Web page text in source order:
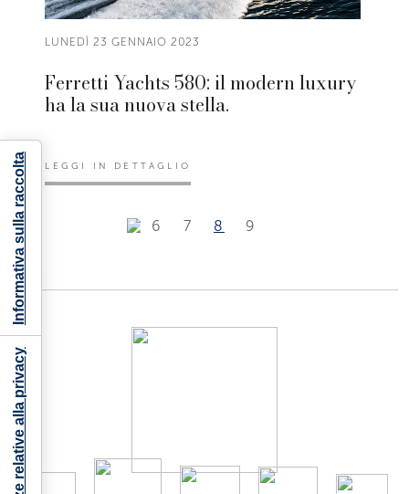
LUNEDÌ 23 GENNAIO 2023
Ferretti Yachts 580: il modern luxury
ha la sua nuova stella.
LEGGI IN DETTAGLIO
6 7 8 9
Informativa sulla raccolta